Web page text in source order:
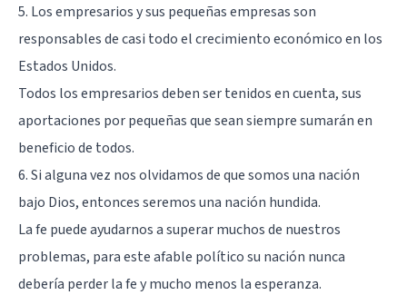
5. Los empresarios y sus pequeñas empresas son
responsables de casi todo el crecimiento económico en los
Estados Unidos.
Todos los empresarios deben ser tenidos en cuenta, sus
aportaciones por pequeñas que sean siempre sumarán en
beneficio de todos.
6. Si alguna vez nos olvidamos de que somos una nación
bajo Dios, entonces seremos una nación hundida.
La fe puede ayudarnos a superar muchos de nuestros
problemas, para este afable político su nación nunca
debería perder la fe y mucho menos la esperanza.